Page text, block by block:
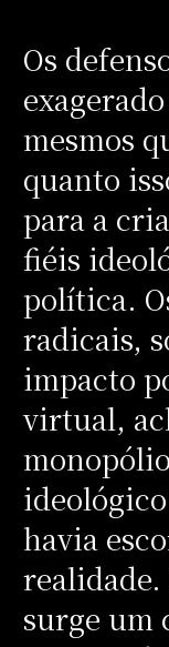
Os
mesmos
quanto
para a
fiéis
política.
radicais,
impacto
virtual,
havia
realidade.
surge um